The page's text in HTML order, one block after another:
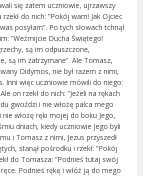
się zatem uczniowie, ujrzawszy
rzekł do nich: ”Pokój wam! Jak Ojciec
posyłam”. Po tych słowach tchnął
”Weźmijcie Ducha Świętego!
są im odpuszczone,
są im zatrzymane”. Ale Tomasz,
Didymos, nie był razem z nimi,
Inni więc uczniowie mówili do niego:
on rzekł do nich: ”Jeżeli na rękach
gwoździ i nie włożę palca mego
włożę ręki mojej do boku Jego,
dniach, kiedy uczniowie Jego byli
i Tomasz z nimi, Jezus przyszedł
stanął pośrodku i rzekł: ”Pokój
do Tomasza: ”Podnieś tutaj swój
Podnieś rękę i włóż ją do mego